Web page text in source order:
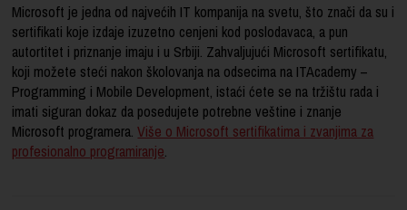
Microsoft je jedna od najvećih IT kompanija na svetu, što znači da su i
sertifikati koje izdaje izuzetno cenjeni kod poslodavaca, a pun
autortitet i priznanje imaju i u Srbiji. Zahvaljujući Microsoft sertifikatu,
koji možete steći nakon školovanja na odsecima na ITAcademy –
Programming i Mobile Development, istaći ćete se na tržištu rada i
imati siguran dokaz da posedujete potrebne veštine i znanje
Microsoft programera.Više o Microsoft sertifikatima i zvanjima za
profesionalno programiranje.